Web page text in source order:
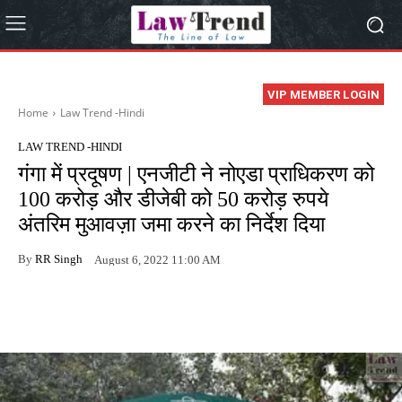
VIP MEMBER LOGIN
Home Law Trend -Hindi
LAW TREND -HINDI
गंगा में प्रदूषण | एनजीटी ने नोएडा प्राधिकरण को
100 करोड़ और डीजेबी को 50 करोड़ रुपये
अंतरिम मुआवज़ा जमा करने का निर्देश दिया
By RR Singh August 6, 2022 11:00 AM